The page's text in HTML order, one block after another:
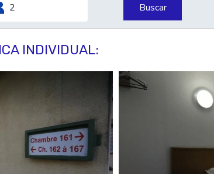
Buscar
INDIVIDUAL: